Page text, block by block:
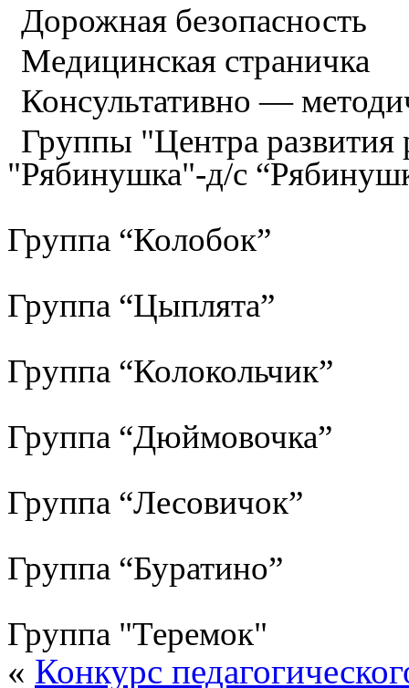
Дорожная безопасность
Медицинская страничка
Консультативно —
Группы "Центра развития
"Рябинушка"-д/с
Группа “Колобок”
Группа “Цыплята”
Группа “Колокольчик”
Группа “Дюймовочка”
Группа “Лесовичок”
Группа “Буратино”
Группа "Теремок"
« Конкурс